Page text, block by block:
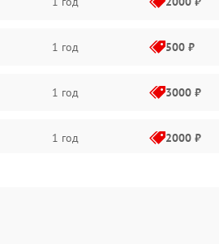
1 год 500 ₽
1 год 3000 ₽
1 год 2000 ₽